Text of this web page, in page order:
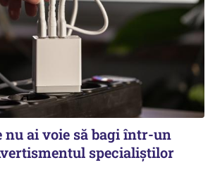
nu ai voie să bagi într-un
specialiștilor